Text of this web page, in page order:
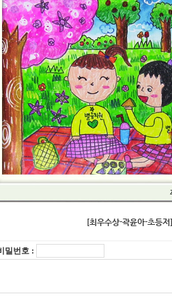
[최우수상-곽윤아-초등저]
밀번호 :